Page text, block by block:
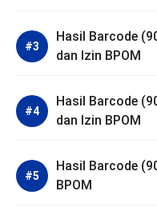
Hasil Barcode
dan Izin BPOM
Hasil Barcode
dan Izin BPOM
Hasil Barcode
BPOM